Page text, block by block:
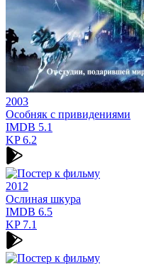
2003
Особняк с привидениями
IMDB 5.1
KP6.2
2012
Ослиная шкура
IMDB 6.5
KP7.1